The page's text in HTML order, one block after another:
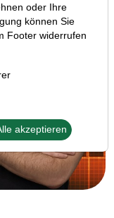
oder Ihre
können Sie
Footer widerrufen
akzeptieren